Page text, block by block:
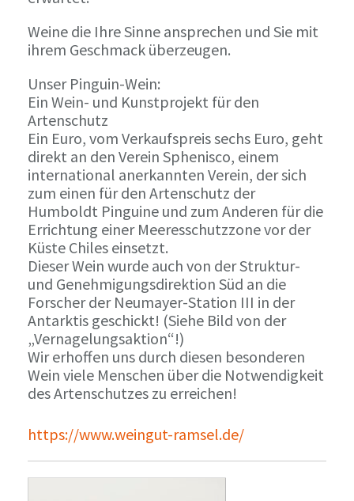
Weine die Ihre Sinne ansprechen und Sie mit
ihrem Geschmack überzeugen.
Unser Pinguin-Wein:
Ein Wein- und Kunstprojekt für den
Artenschutz
Ein Euro, vom Verkaufspreis sechs Euro, geht
direkt an den Verein Sphenisco, einem
international anerkannten Verein, der sich
zum einen für den Artenschutz der
Humboldt Pinguine und zum Anderen für die
Errichtung einer Meeresschutzzone vor der
Küste Chiles einsetzt.
Dieser Wein wurde auch von der Struktur-
und Genehmigungsdirektion Süd an die
Forscher der Neumayer-Station III in der
Antarktis geschickt! (Siehe Bild von der
„Vernagelungsaktion“!)
Wir erhoffen uns durch diesen besonderen
Wein viele Menschen über die Notwendigkeit
des Artenschutzes zu erreichen!
https://www.weingut-ramsel.de/